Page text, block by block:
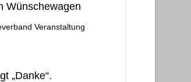
Wünschewagen
Veranstaltung
„Danke“.